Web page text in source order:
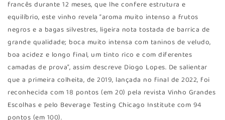
francês durante 12 meses, que lhe confere estrutura e
equilíbrio, este vinho revela “aroma muito intenso a frutos
negros e a bagas silvestres, ligeira nota tostada de barrica de
grande qualidade; boca muito intensa com taninos de veludo,
boa acidez e longo final, um tinto rico e com diferentes
camadas de prova”, assim descreve Diogo Lopes. De salientar
que a primeira colheita, de 2019, lançada no final de 2022, foi
reconhecida com 18 pontos (em 20) pela revista Vinho Grandes
Escolhas e pelo Beverage Testing Chicago Institute com 94